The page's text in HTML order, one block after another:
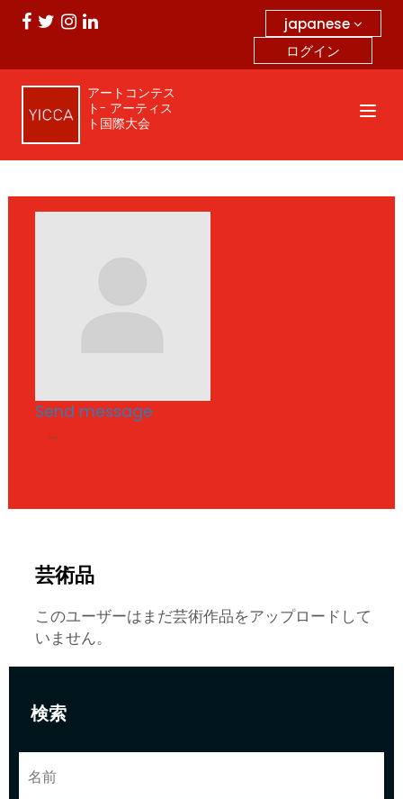
japanese
ログイン
アートコンテス
ト- アーティス
ト国際大会
検索
Send message
...
芸術品
このユーザーはまだ芸術作品をアップロードして
いません。